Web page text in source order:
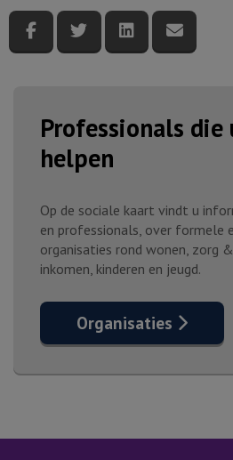
Deel deze pagina via
Deel deze pagina
Deel deze
Professionals die
helpen
Op de sociale kaart vindt u
en professionals, over formele
organisaties rond wonen, zorg
inkomen, kinderen en jeugd.
Organisaties